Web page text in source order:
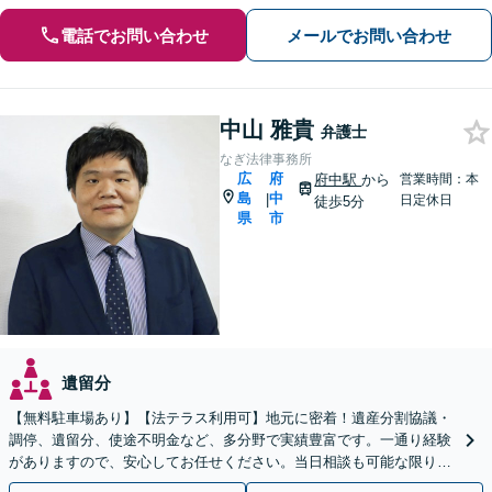
電話でお問い合わせ メールでお問い合わせ
中山 雅貴 弁護士
なぎ法律事務所
広
島
県
|
府
中
市
府中駅から
徒歩5分
営業時間：本
日定休日
遺留分
【無料駐車場あり】【法テラス利用可】地元に密着！遺産分割協議・
調停、遺留分、使途不明金など、多分野で実績豊富です。一通り経験
がありますので、安心してお任せください。当日相談も可能な限り対
応します。悩まずお早めにご相談ください【出張相談対応】